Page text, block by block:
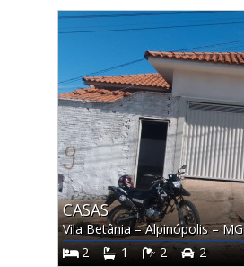
CASAS
Vila Betânia –Alpinópolis–MG
2
1 2 2